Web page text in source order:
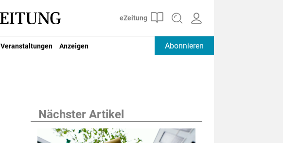
Veranstaltungen Anzeigen Abonnieren
Nächster Artikel